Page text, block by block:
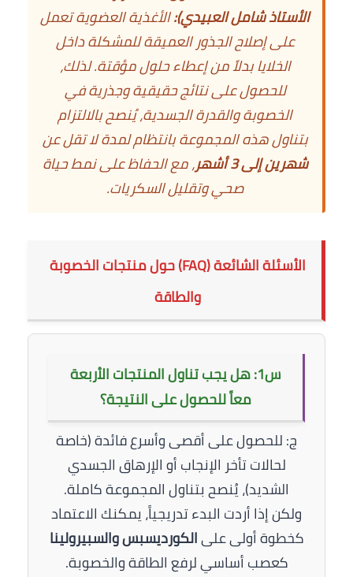
الأستاذ شامل العبيدي):الأغذية العضوية تعمل
على إصلاح الجذور العميقة للمشكلة داخل
الخلايا بدلاً من إعطاء حلول مؤقتة. لذلك،
للحصول علىنتائج حقيقية وجذرية في
الخصوبةوالقدرة الجسدية، يُنصح بالالتزام
بتناول هذه المجموعة بانتظام لمدة لا تقل عن
شهرين إلى 3 أشهر
، مع الحفاظ على نمط حياة
صحي وتقليل السكريات.
الأسئلة الشائعة (FAQ) حول منتجات الخصوبة
والطاقة
س1: هل يجب تناول المنتجات الأربعة
معاً للحصول على النتيجة؟
ج: للحصول على أقصى وأسرع فائدة (خاصة
لحالات تأخر الإنجاب أو الإرهاق الجسدي
الشديد)، يُنصح بتناول المجموعة كاملة.
ولكن إذا أردت البدء تدريجياً، يمكنك الاعتماد
كخطوة أولى علىالكورديسبس والسبيرولينا
كعصب أساسي لرفع الطاقة والخصوبة.